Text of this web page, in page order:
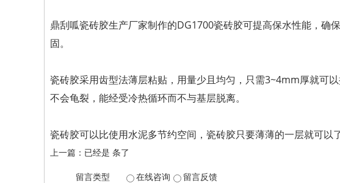
鼎刮呱瓷砖胶生产厂家制作的DG1700瓷砖胶可提高保水性能，确
固。
瓷砖胶采用齿型法薄层粘贴，用量少且均匀，只需3~4mm厚就可
不会龟裂，能经受冷热循环而不与基层脱离。
瓷砖胶可以比使用水泥多节约空间，瓷砖胶只要薄薄的一层就可以
上一篇：已经是 条了
留言类型 在线咨询 留言反馈